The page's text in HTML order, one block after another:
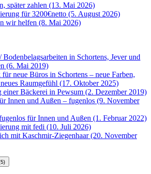
später zahlen (13. Mai 2026)
für 3200€netto (5. August 2026)
wir helfen (8. Mai 2026)
Bodenbelagsarbeiten in Schortens, Jever und
(6. Mai 2019)
neue Büros in Schortens – neue Farben,
Raumgefühl (17. Oktober 2025)
einer Bäckerei in Pewsum (2. Dezember 2019)
Innen und Außen – fugenlos (9. November
für Innen und Außen (1. Februar 2022)
mit fedi (10. Juli 2026)
mit Kaschmir-Ziegenhaar (20. November